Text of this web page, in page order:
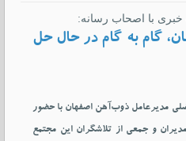
با اصحاب رسانه:
گام‌ به ‌گام در حال حل
مدیرعامل ذوب‌آهن اصفهان با حضور
و جمعی از تلاشگران این مجتمع